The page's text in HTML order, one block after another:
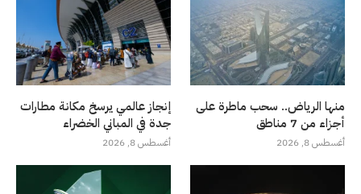
منها الرياض.. سحب ماطرة على
أجزاء من 7 مناطق
أغسطس 8, 2026
إنجاز عالمي يرسخ مكانة مطارات
جدة في المباني الخضراء
أغسطس 8, 2026